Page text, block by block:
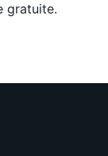
gratuite.